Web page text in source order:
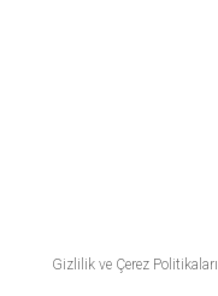
Gizlilik ve Çerez Politikaları